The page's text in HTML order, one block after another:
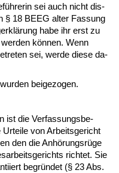
sei auch nicht dis­
§ 18 BEEG al­ter Fas­sung
ha­be ihr erst zu
können. Wenn
sei, wer­de die­se da­
bei­ge­zo­gen.
ist die Ver­fas­sungs­be­
von Ar­beits­ge­richt
den die Anhörungsrüge
rich­tet. Sie
be­gründet (§ 23 Abs.